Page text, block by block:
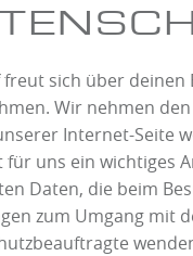
freut sich über
Wir nehmen
Internet-Seite
für uns ein wichtiges
Daten, die beim
zum Umgang mit